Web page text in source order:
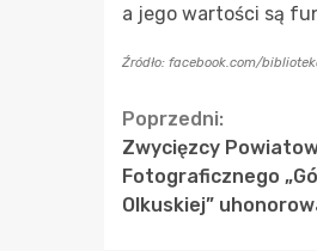
a jego wartości są
Źródło: facebook.com/
Continue
Reading
Poprzedni:
Zwycięzcy
Fotograficznego
Olkuskiej”